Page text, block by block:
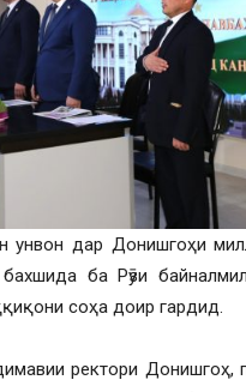
унвон дар Донишгоҳи
ба Рӯзи
соҳа доир гардид.
ректори